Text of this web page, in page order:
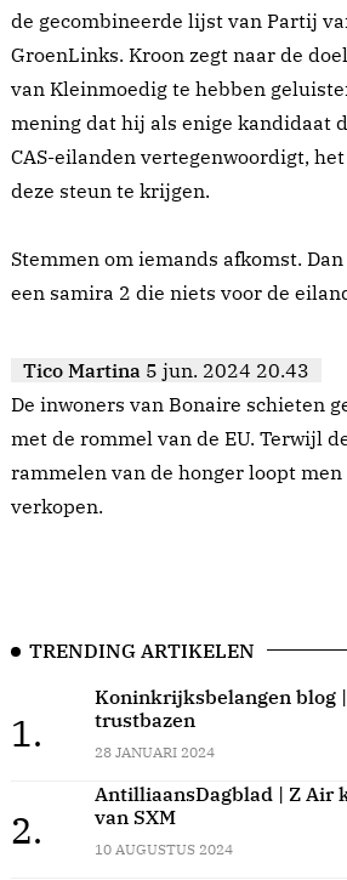
de gecombineerde lijst van Partij
GroenLinks. Kroon zegt naar de
van Kleinmoedig te hebben
mening dat hij als enige kandidaat
CAS-eilanden vertegenwoordigt,
deze steun te krijgen.
Stemmen om iemands afkomst.
een samira 2 die niets voor de
Tico Martina 5 jun. 2024 20.43
De inwoners van Bonaire schieten
met de rommel van de EU. Terwijl
rammelen van de honger loopt men
verkopen.
TRENDING ARTIKELEN
1.
Koninkrijksbelangen blog
trustbazen
28 JANUARI 2024
2.
AntilliaansDagblad | Z Air
van SXM
10 AUGUSTUS 2024